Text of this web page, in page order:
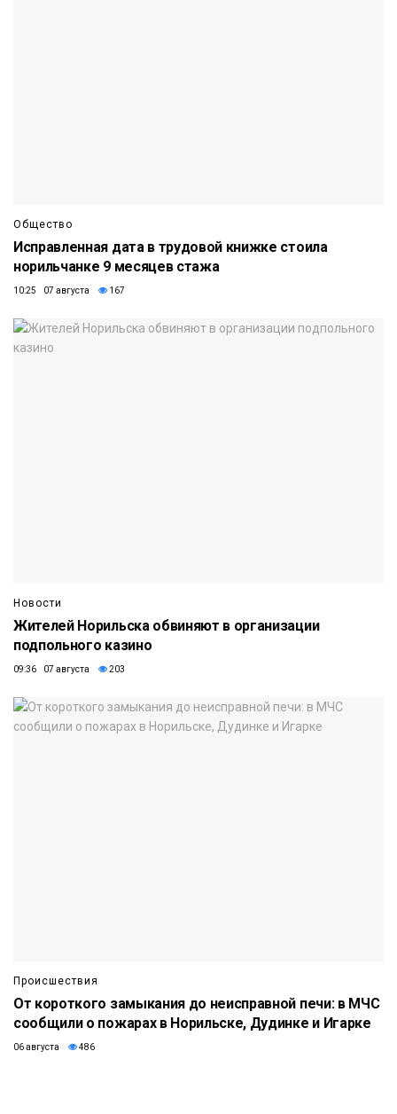
Общество
Исправленная дата в трудовой книжке стоила
норильчанке 9 месяцев стажа
10:25 07 августа 167
Новости
Жителей Норильска обвиняют в организации
подпольного казино
09:36 07 августа 203
Происшествия
От короткого замыкания до неисправной печи: в МЧС
сообщили о пожарах в Норильске, Дудинке и Игарке
06 августа 486